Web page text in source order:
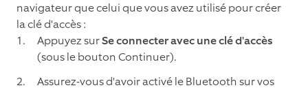
navigateur que celui que vous avez utilisé pour créer
la clé d'accès :
Appuyez surSe connecter avec une clé d'accès
(sous le bouton Continuer).
Assurez-vous d'avoir activé le Bluetooth sur vos